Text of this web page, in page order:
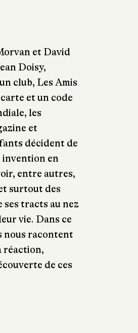
et David
Doisy,
club, Les Amis
et un code
les
et
décident de
invention en
entre autres,
surtout des
tracts au nez
vie. Dans ce
nous racontent
réaction,
de ces